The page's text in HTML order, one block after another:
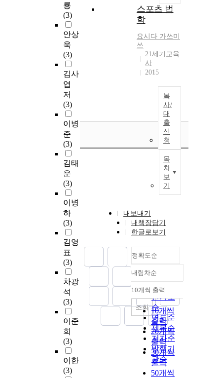
룡
(3)
안상
욱
(3)
김사
엽
저
(3)
이병
준
(3)
김태
운
(3)
이병
하
(3)
김영
표
(3)
차광
석
(3)
이준
희
(3)
이한
(3)
스포츠 법
학
요시다 가쓰미
쓰
21세기교육
사
2015
복
사/
대
출
신
청
목
차
보
기
내보내기
내책장담기
한글로보기
정확도순
정확도
순
인기도
순
연도순
제목순
저자순
발행기
관순
내림차순
내림차순
10개씩 출력
10개씩
출력
20개씩
출력
30개씩
출력
50개씩
조회